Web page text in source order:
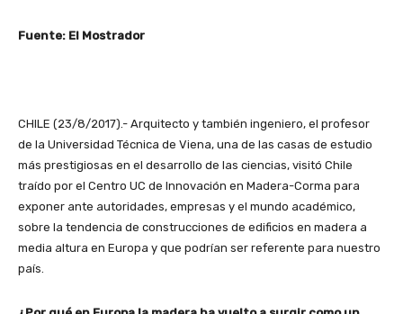
Fuente: El Mostrador
CHILE (23/8/2017).- Arquitecto y también ingeniero, el profesor
de la Universidad Técnica de Viena, una de las casas de estudio
más prestigiosas en el desarrollo de las ciencias, visitó Chile
traído por el Centro UC de Innovación en Madera-Corma para
exponer ante autoridades, empresas y el mundo académico,
sobre la tendencia de construcciones de edificios en madera a
media altura en Europa y que podrían ser referente para nuestro
país.